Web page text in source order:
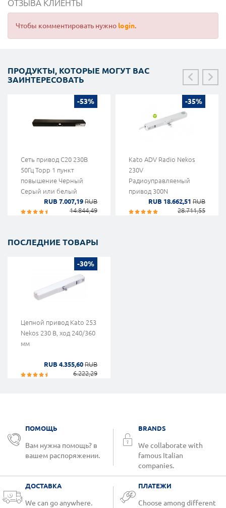
ОТЗЫВА КЛИЕНТЫ
Чтобы комментировать нужно login.
ПРОДУКТЫ, КОТОРЫЕ МОГУТ ВАС
ЗАИНТЕРЕСОВАТЬ
-53%
Сеть привод С20 230В
50Гц Topp 1 пункт
повышение Черный
Серый или белый
RUB 7.007,19 RUB
14.844,49
-35%
Kato ADV Radio Nekos
230V
Радиоуправляемый
привод 300N
RUB 18.662,51 RUB
28.711,55
ПОСЛЕДНИЕ ТОВАРЫ
-30%
Цепной привод Kato 253
Nekos 230 В, ход 240/360
мм
RUB 4.355,60 RUB
6.222,29
ПОМОЩЬ
Вам нужна помощь? в
вашем распоряжении.
BRANDS
We collaborate with
famous Italian
companies.
ДОСТАВКА
We can go anywhere.
ПЛАТЕЖИ
Choose among different